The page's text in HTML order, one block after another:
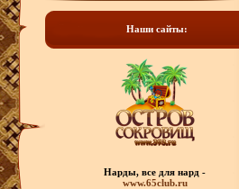
Наши сайты:
Нарды, все для нард -
www.65club.ru